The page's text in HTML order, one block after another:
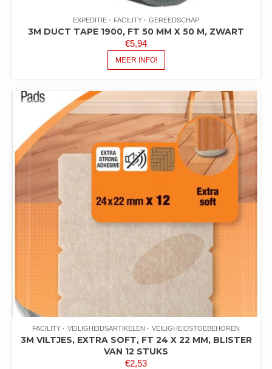
EXPEDITIE FACILITY GEREEDSCHAP
3M DUCT TAPE 1900, FT 50 MM X 50 M, ZWART
€5,94
MEER INFO!
FACILITY VEILIGHEIDSARTIKELEN VEILIGHEIDSTOEBEHOREN
3M VILTJES, EXTRA SOFT, FT 24 X 22 MM, BLISTER
VAN 12 STUKS
€2,53